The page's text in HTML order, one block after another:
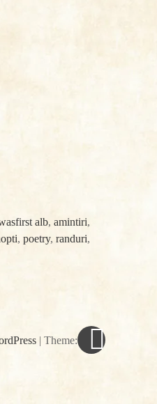
alb, amintiri,
, poetry, randuri,
| Theme: spun